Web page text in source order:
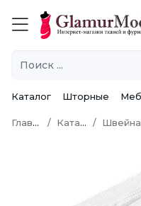
Каталог Шторные
Главная Каталог Швейная